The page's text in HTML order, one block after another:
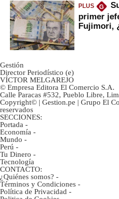
PLUS G
primer
Fujimori,
Gestión
Director Periodístico (e)
VÍCTOR MELGAREJO
© Empresa Editora El Comercio S.A.
Calle Paracas #532, Pueblo Libre,
Copyright© | Gestion.pe | Grupo El
reservados
SECCIONES:
Portada -
Economía -
Mundo -
Perú -
Tu Dinero -
Tecnología
CONTACTO:
¿Quiénes somos? -
Términos y Condiciones -
Política de Privacidad -